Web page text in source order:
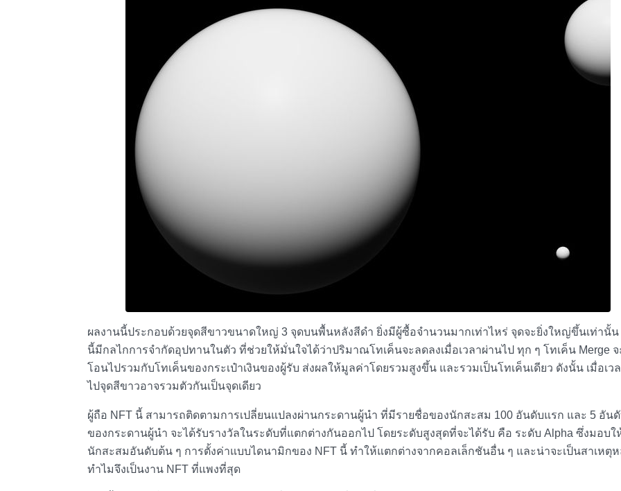
ผลงานนี้ประกอบด้วยจุดสีขาวขนาดใหญ่ 3 จุดบนพื้นหลังสีดำ ยิ่งมีผู้ซื้อจำนวนมากเท่าไหร่ จุดจะยิ่งใหญ่ขึ้นเท่านั้น
นี้มีกลไกการจำกัดอุปทานในตัว ที่ช่วยให้มั่นใจได้ว่าปริมาณโทเค็นจะลดลงเมื่อเวลาผ่านไป ทุก ๆ โทเค็น Merge
โอนไปรวมกับโทเค็นของกระเป๋าเงินของผู้รับ ส่งผลให้มูลค่าโดยรวมสูงขึ้น และรวมเป็นโทเค็นเดียว ดังนั้น เมื่อเว
ไปจุดสีขาวอาจรวมตัวกันเป็นจุดเดียว
ผู้ถือ NFT นี้ สามารถติดตามการเปลี่ยนแปลงผ่านกระดานผู้นำ ที่มีรายชื่อของนักสะสม 100 อันดับแรก และ 5 อัน
ของกระดานผู้นำ จะได้รับรางวัลในระดับที่แตกต่างกันออกไป โดยระดับสูงสุดที่จะได้รับ คือ ระดับ Alpha ซึ่งมอบใ
นักสะสมอันดับต้น ๆ การตั้งค่าแบบไดนามิกของ NFT นี้ ทำให้แตกต่างจากคอลเล็กชันอื่น ๆ และน่าจะเป็นสาเหตุ
ทำไมจึงเป็นงาน NFT ที่แพงที่สุด